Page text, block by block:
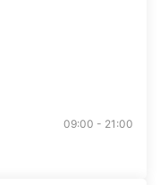
09:00 - 21:00